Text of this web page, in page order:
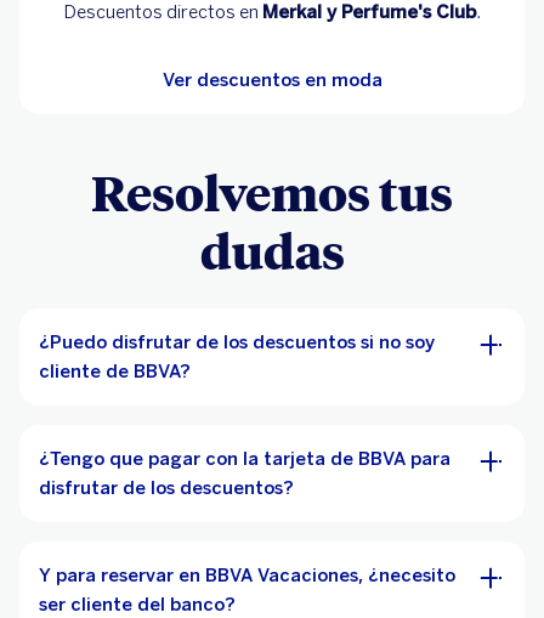
Descuentos directos en Merkal y Perfume's Club.
Ver descuentos en moda
Resolvemos tus
dudas
¿Puedo disfrutar de los descuentos si no soy
cliente de BBVA?
¿Tengo que pagar con la tarjeta de BBVA para
disfrutar de los descuentos?
Y para reservar en BBVA Vacaciones, ¿necesito
ser cliente del banco?